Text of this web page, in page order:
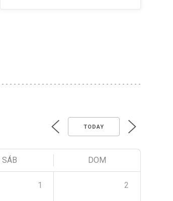
TODAY
SÁB DOM
1 2